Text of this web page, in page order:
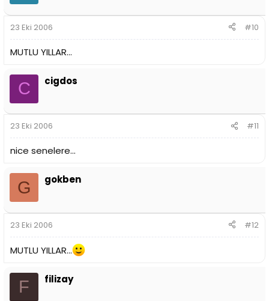
23 Eki 2006 #10
MUTLU YILLAR...
C cigdos
23 Eki 2006 #11
nice senelere...
G gokben
23 Eki 2006 #12
MUTLU YILLAR...
F filizay